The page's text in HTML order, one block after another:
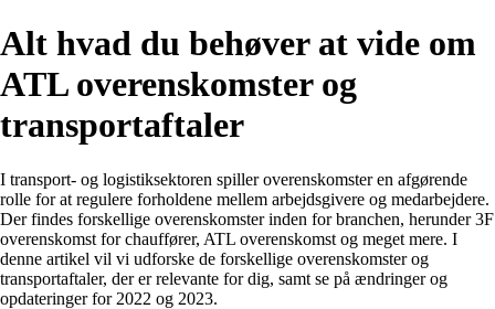
Alt hvad du behøver at vide om
ATL overenskomster og
transportaftaler
I transport- og logistiksektoren spiller overenskomster en afgørende
rolle for at regulere forholdene mellem arbejdsgivere og medarbejdere.
Der findes forskellige overenskomster inden for branchen, herunder 3F
overenskomst for chauffører, ATL overenskomst og meget mere. I
denne artikel vil vi udforske de forskellige overenskomster og
transportaftaler, der er relevante for dig, samt se på ændringer og
opdateringer for 2022 og 2023.